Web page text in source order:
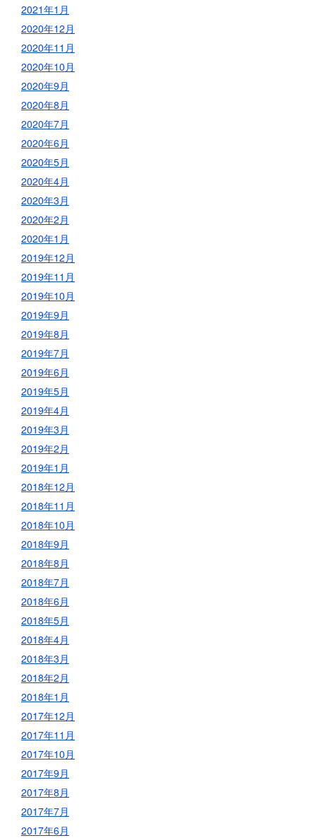
2021年1月
2020年12月
2020年11月
2020年10月
2020年9月
2020年8月
2020年7月
2020年6月
2020年5月
2020年4月
2020年3月
2020年2月
2020年1月
2019年12月
2019年11月
2019年10月
2019年9月
2019年8月
2019年7月
2019年6月
2019年5月
2019年4月
2019年3月
2019年2月
2019年1月
2018年12月
2018年11月
2018年10月
2018年9月
2018年8月
2018年7月
2018年6月
2018年5月
2018年4月
2018年3月
2018年2月
2018年1月
2017年12月
2017年11月
2017年10月
2017年9月
2017年8月
2017年7月
2017年6月